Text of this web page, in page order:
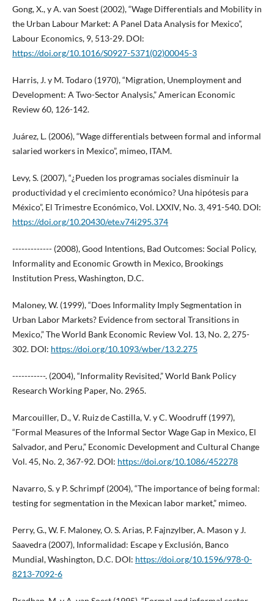
Gong, X., y A. van Soest (2002), “Wage Differentials and Mobility in
the Urban Labour Market: A Panel Data Analysis for Mexico”,
Labour Economics, 9, 513-29. DOI:
https://doi.org/10.1016/S0927-5371(02)00045-3
Harris, J. y M. Todaro (1970), “Migration, Unemployment and
Development: A Two-Sector Analysis,” American Economic
Review 60, 126-142.
Juárez, L. (2006), “Wage differentials between formal and informal
salaried workers in Mexico”, mimeo, ITAM.
Levy, S. (2007), “¿Pueden los programas sociales disminuir la
productividad y el crecimiento económico? Una hipótesis para
México”, El Trimestre Económico, Vol. LXXIV, No. 3, 491-540. DOI:
https://doi.org/10.20430/ete.v74i295.374
------------- (2008), Good Intentions, Bad Outcomes: Social Policy,
Informality and Economic Growth in Mexico, Brookings
Institution Press, Washington, D.C.
Maloney, W. (1999), “Does Informality Imply Segmentation in
Urban Labor Markets? Evidence from sectoral Transitions in
Mexico,” The World Bank Economic Review Vol. 13, No. 2, 275-
302. DOI: https://doi.org/10.1093/wber/13.2.275
-----------. (2004), “Informality Revisited,” World Bank Policy
Research Working Paper, No. 2965.
Marcouiller, D., V. Ruiz de Castilla, V. y C. Woodruff (1997),
“Formal Measures of the Informal Sector Wage Gap in Mexico, El
Salvador, and Peru,” Economic Development and Cultural Change
Vol. 45, No. 2, 367-92. DOI: https://doi.org/10.1086/452278
Navarro, S. y P. Schrimpf (2004), “The importance of being formal:
testing for segmentation in the Mexican labor market,” mimeo.
Perry, G., W. F. Maloney, O. S. Arias, P. Fajnzylber, A. Mason y J.
Saavedra (2007), Informalidad: Escape y Exclusión, Banco
Mundial, Washington, D.C. DOI: https://doi.org/10.1596/978-0-
8213-7092-6